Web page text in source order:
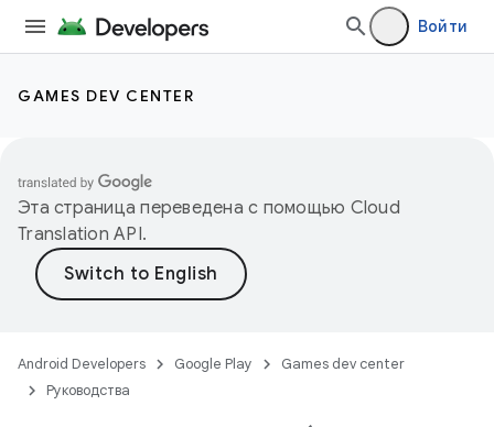
Войти
GAMES DEV CENTER
Эта страница переведена с помощью Cloud
Translation API.
Android Developers Google Play
Games dev center
Руководства